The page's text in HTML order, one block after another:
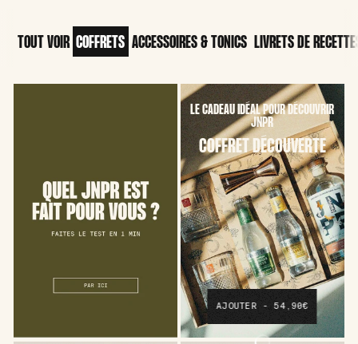
TOUT VOIR COFFRETS ACCESSOIRES & TONICS LIVRETS DE
LE CADEAU IDÉAL POUR DÉCOUVRIR
JNPR
COFFRET DÉCOUVERTE
AJOUTER - 54,90€